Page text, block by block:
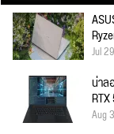
Jul
น่าล
Aug